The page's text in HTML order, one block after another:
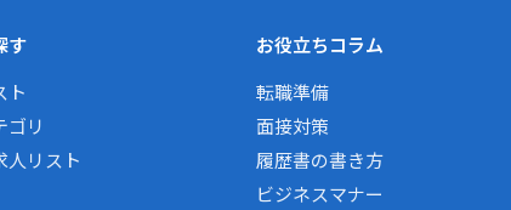
す
ト
ゴリ
人リスト
お役立ちコラム
転職準備
面接対策
履歴書の書き方
ビジネスマナー